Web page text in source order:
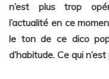
n’est plus trop
l’actualité en ce
le ton de ce dico
d’habitude. Ce qui